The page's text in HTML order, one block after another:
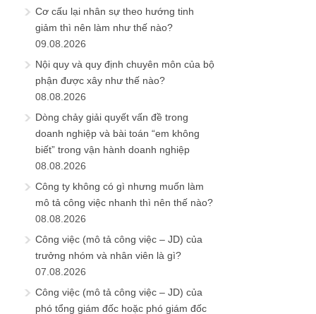
Cơ cấu lại nhân sự theo hướng tinh
giảm thì nên làm như thế nào?
09.08.2026
Nội quy và quy định chuyên môn của bộ
phận được xây như thế nào?
08.08.2026
Dòng chảy giải quyết vấn đề trong
doanh nghiệp và bài toán “em không
biết” trong vận hành doanh nghiệp
08.08.2026
Công ty không có gì nhưng muốn làm
mô tả công việc nhanh thì nên thế nào?
08.08.2026
Công việc (mô tả công việc – JD) của
trưởng nhóm và nhân viên là gì?
07.08.2026
Công việc (mô tả công việc – JD) của
phó tổng giám đốc hoặc phó giám đốc